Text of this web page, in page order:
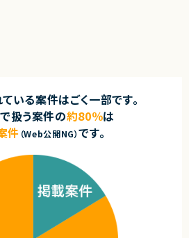
いる案件はごく一部です。
扱う案件の約80％は
件 （Web公開NG）です。